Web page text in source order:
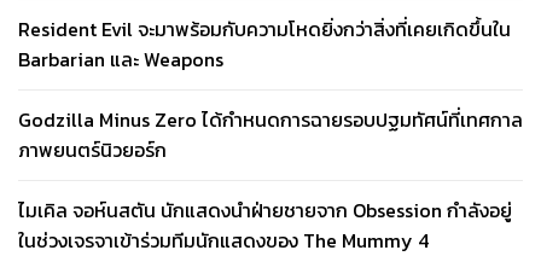
Resident Evil จะมาพร้อมกับความโหดยิ่งกว่าสิ่งที่เคยเกิดขึ้นใน
Barbarian และ Weapons
Godzilla Minus Zero ได้กำหนดการฉายรอบปฐมทัศน์ที่เทศกาล
ภาพยนตร์นิวยอร์ก
ไมเคิล จอห์นสตัน นักแสดงนำฝ่ายชายจาก Obsession กำลังอยู่
ในช่วงเจรจาเข้าร่วมทีมนักแสดงของ The Mummy 4